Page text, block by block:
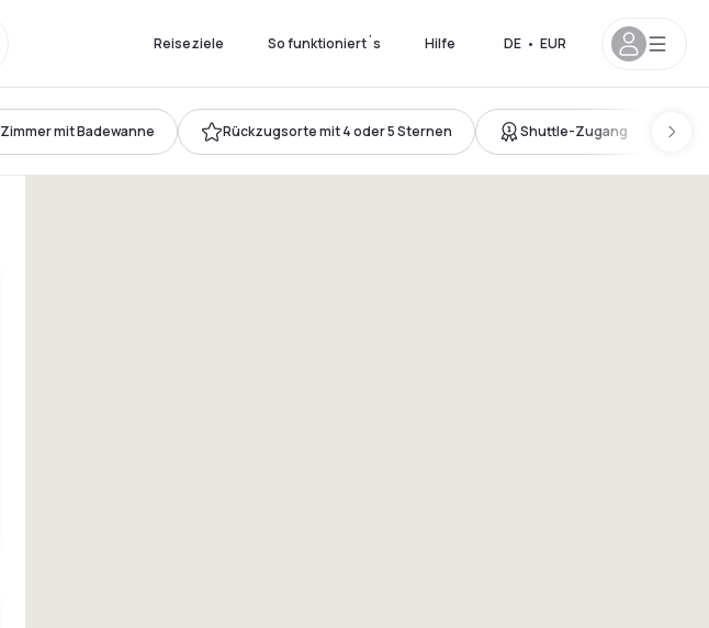
Reiseziele So funktioniert´s Hilfe DE • EUR
Zimmer mit Badewanne Rückzugsorte mit 4 oder 5 Sternen Shuttle-Zugang